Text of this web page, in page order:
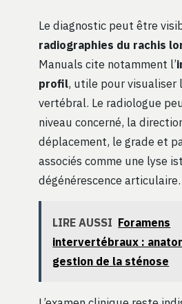
Le diagnostic peut être
radiographies du rachis
Manuals cite notamment l’
profil, utile pour visualiser
vertébral. Le radiologue
niveau concerné, la
déplacement, le grade et
associés comme une lyse
dégénérescence articulaire.
LIRE AUSSI Foramens
intervertébraux :
gestion de la sténose